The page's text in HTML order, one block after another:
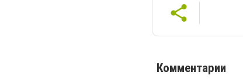
Комментарии